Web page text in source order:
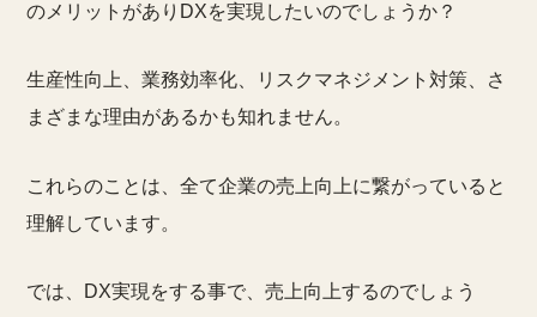
のメリットがありDXを実現したいのでしょうか？
生産性向上、業務効率化、リスクマネジメント対策、さ
まざまな理由があるかも知れません。
これらのことは、全て企業の売上向上に繋がっていると
理解しています。
では、DX実現をする事で、売上向上するのでしょう